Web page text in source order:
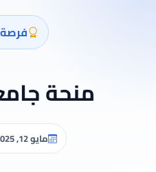
منحة
مايو 12, 2025